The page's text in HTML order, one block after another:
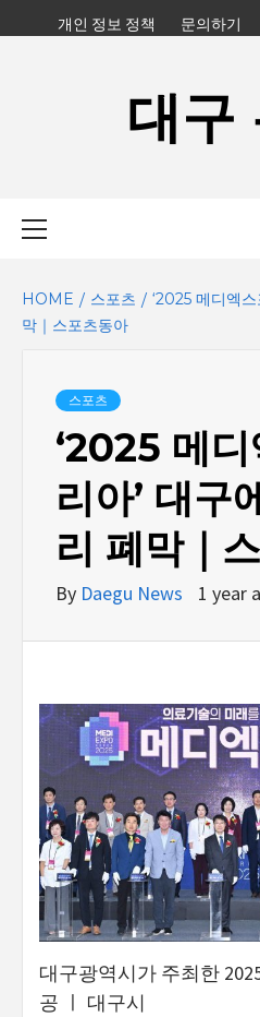
to
개인 정보 정책 문의하기
대구
HOME 스포츠
‘2025 메디엑
막｜스포츠동아
스포츠
‘2025 메
리아’ 대구
리 폐막｜
By Daegu News 1 year
대구광역시가 주최한
공 ㅣ 대구시